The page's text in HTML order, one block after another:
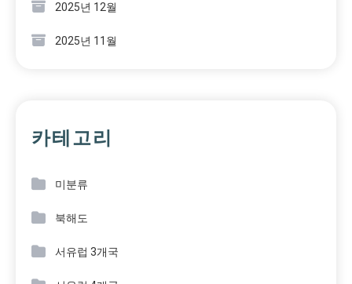
2025년 12월
2025년 11월
카테고리
미분류
북해도
서유럽 3개국